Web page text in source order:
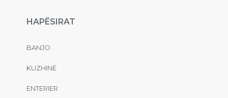
HAPËSIRAT
BANJO
KUZHINË
ENTERIER